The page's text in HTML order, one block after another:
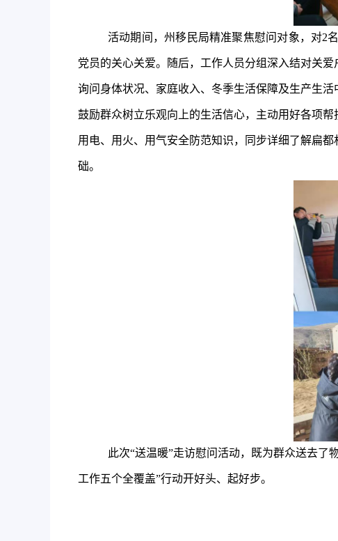
活动期间，州移民局精准聚焦慰问对象，对2
党员的关心关爱。随后，工作人员分组深入结对关
询问身体状况、家庭收入、冬季生活保障及生产生
鼓励群众树立乐观向上的生活信心，主动用好各项
用电、用火、用气安全防范知识，同步详细了解扁
础。
此次“送温暖”走访慰问活动，既为群众送去
工作五个全覆盖”行动开好头、起好步。